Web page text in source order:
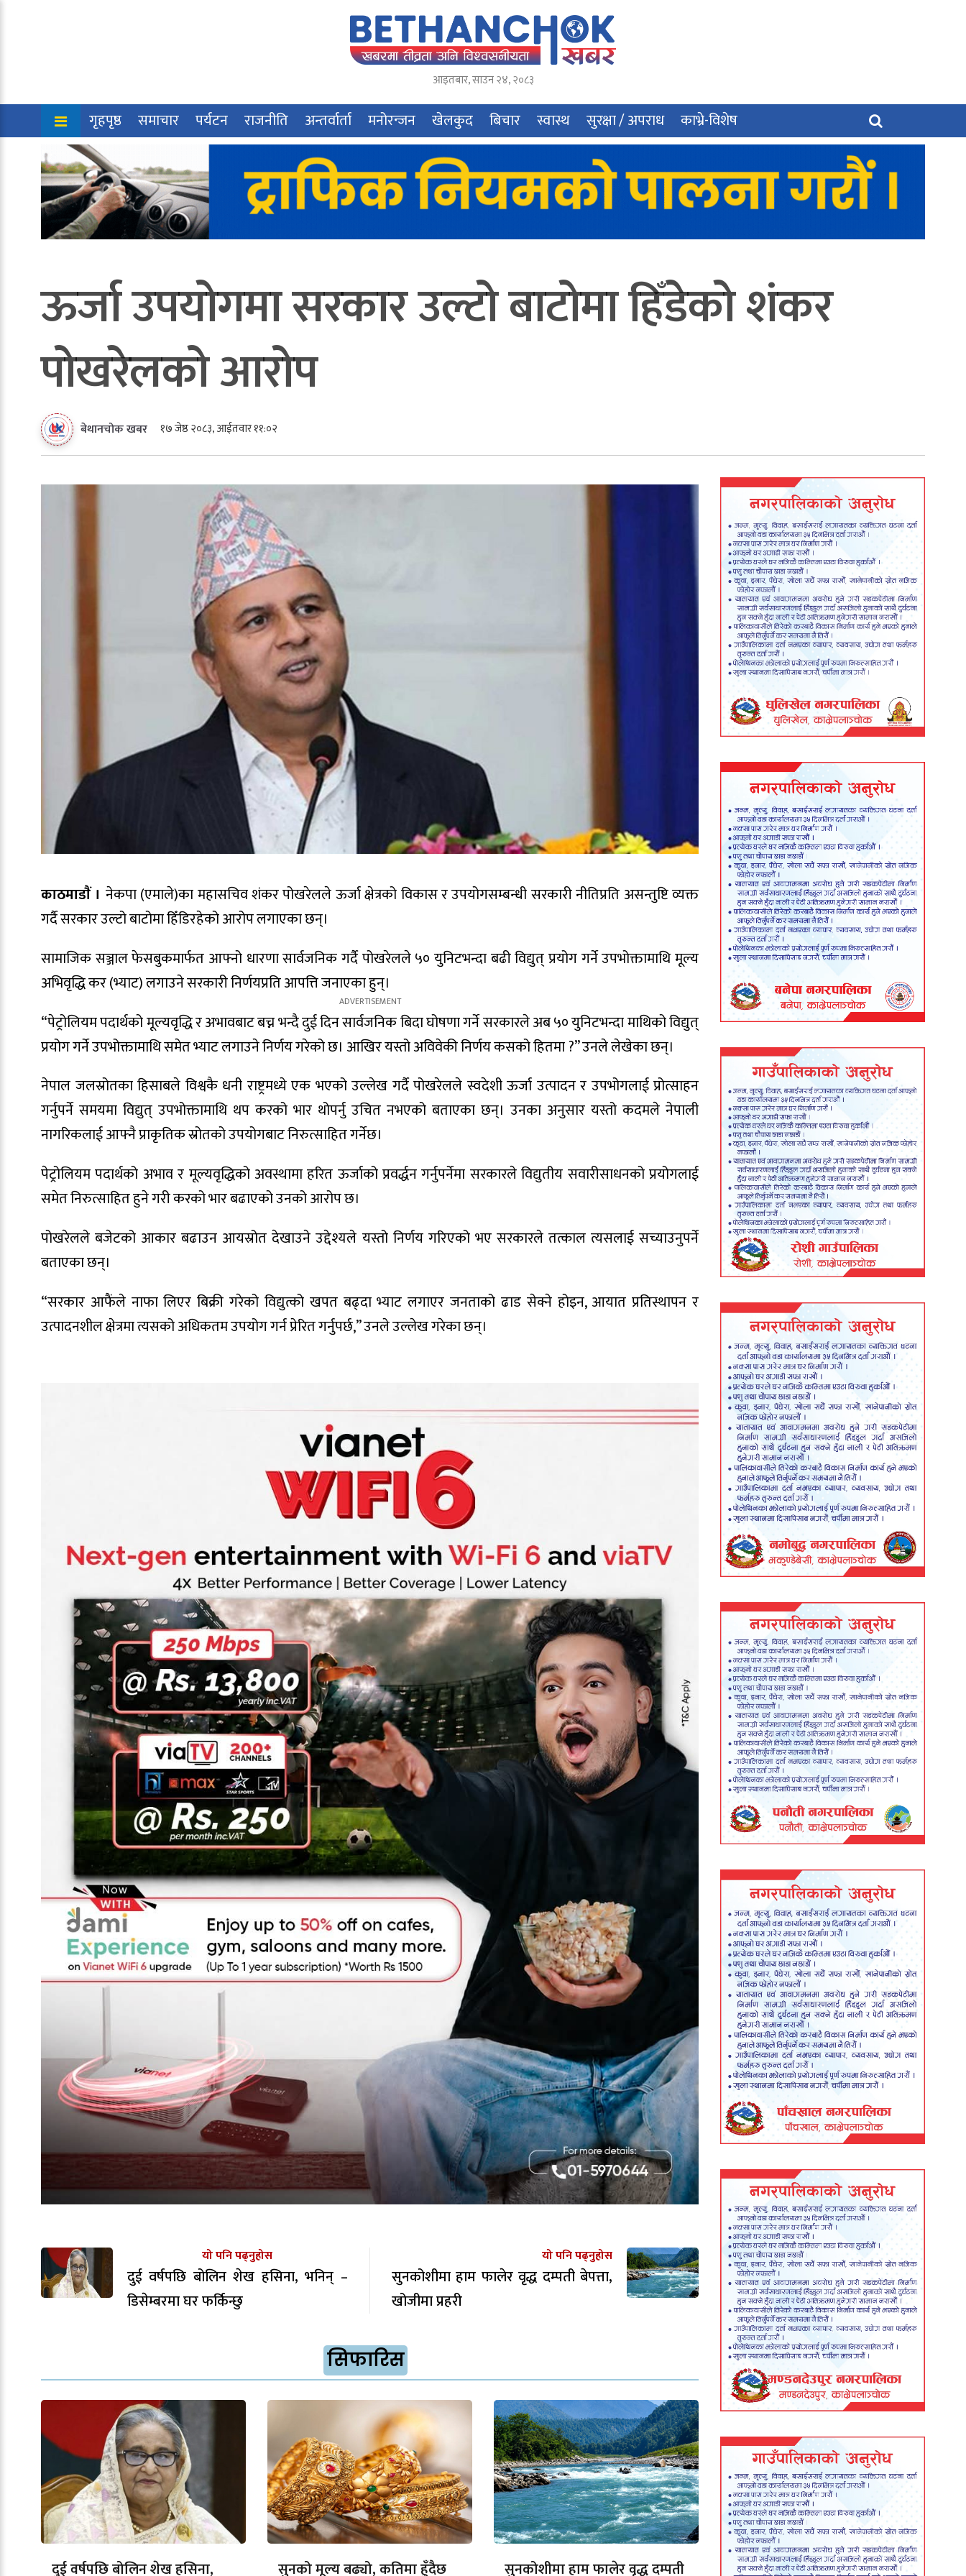
आइतबार,साउन२४,२०८३
गृहपृष्ठ समाचार पर्यटन राजनीति अन्तर्वार्ता मनोरन्जन खेलकुद बिचार स्वास्थ सुरक्षा / अपराध काभ्रे-विशेष
ऊर्जा उपयोगमा सरकार उल्टो बाटोमा हिँडेको शंकर
पोखरेलको आरोप
बेथानचोक खबर १७ जेष्ठ २०८३, आईतवार ११:०२
काठमाडाैं । नेकपा (एमाले)का महासचिव शंकर पोखरेलले ऊर्जा क्षेत्रको विकास र उपयोगसम्बन्धी सरकारी नीतिप्रति असन्तुष्टि व्यक्त
गर्दै सरकार उल्टो बाटोमा हिँडिरहेको आरोप लगाएका छन्।
सामाजिक सञ्जाल फेसबुकमार्फत आफ्नो धारणा सार्वजनिक गर्दै पोखरेलले ५० युनिटभन्दा बढी विद्युत् प्रयोग गर्ने उपभोक्तामाथि मूल्य
अभिवृद्धि कर (भ्याट) लगाउने सरकारी निर्णयप्रति आपत्ति जनाएका हुन्।
“पेट्रोलियम पदार्थको मूल्यवृद्धि र अभावबाट बच्न भन्दै दुई दिन सार्वजनिक बिदा घोषणा गर्ने सरकारले अब ५० युनिटभन्दा माथिको विद्युत्
प्रयोग गर्ने उपभोक्तामाथि समेत भ्याट लगाउने निर्णय गरेको छ। आखिर यस्तो अविवेकी निर्णय कसको हितमा ?” उनले लेखेका छन्।
नेपाल जलस्रोतका हिसाबले विश्वकै धनी राष्ट्रमध्ये एक भएको उल्लेख गर्दै पोखरेलले स्वदेशी ऊर्जा उत्पादन र उपभोगलाई प्रोत्साहन
गर्नुपर्ने समयमा विद्युत् उपभोक्तामाथि थप करको भार थोपर्नु उचित नभएको बताएका छन्। उनका अनुसार यस्तो कदमले नेपाली
नागरिकलाई आफ्नै प्राकृतिक स्रोतको उपयोगबाट निरुत्साहित गर्नेछ।
पेट्रोलियम पदार्थको अभाव र मूल्यवृद्धिको अवस्थामा हरित ऊर्जाको प्रवर्द्धन गर्नुपर्नेमा सरकारले विद्युतीय सवारीसाधनको प्रयोगलाई
समेत निरुत्साहित हुने गरी करको भार बढाएको उनको आरोप छ।
पोखरेलले बजेटको आकार बढाउन आयस्रोत देखाउने उद्देश्यले यस्तो निर्णय गरिएको भए सरकारले तत्काल त्यसलाई सच्याउनुपर्ने
बताएका छन्।
“सरकार आफैंले नाफा लिएर बिक्री गरेको विद्युत्को खपत बढ्दा भ्याट लगाएर जनताको ढाड सेक्ने होइन, आयात प्रतिस्थापन र
उत्पादनशील क्षेत्रमा त्यसको अधिकतम उपयोग गर्न प्रेरित गर्नुपर्छ,” उनले उल्लेख गरेका छन्।
यो पनि पढ्नुहोस
दुई वर्षपछि बोलिन शेख हसिना, भनिन् –
डिसेम्बरमा घर फर्किन्छु
यो पनि पढ्नुहोस
सुनकोशीमा हाम फालेर वृद्ध दम्पती बेपत्ता,
खोजीमा प्रहरी
सिफारिस
दुई वर्षपछि बोलिन शेख हसिना, सुनको मूल्य बढ्यो, कतिमा हुँदैछ सुनकोशीमा हाम फालेर वृद्ध दम्पती